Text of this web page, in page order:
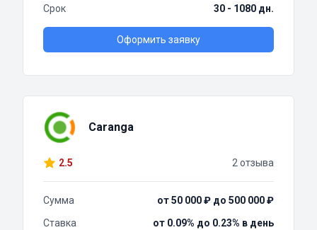
Срок
30 - 1080 дн.
Оформить заявку
Caranga
2.5 2 отзыва
Сумма
от 50 000 ₽ до 500 000 ₽
Ставка
от 0.09% до 0.23% в день